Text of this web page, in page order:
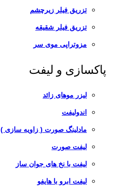
تزریق فیلر زیرچشم
تزریق فیلر شقیقه
مزوتراپی موی سر
پاکسازی و لیفت
لیزر موهای زائد
اندولیفت
مادلینگ صورت ( زاویه سازی )
لیفت صورت
لیفت با نخ های جوان ساز
لیفت ابرو با هایفو